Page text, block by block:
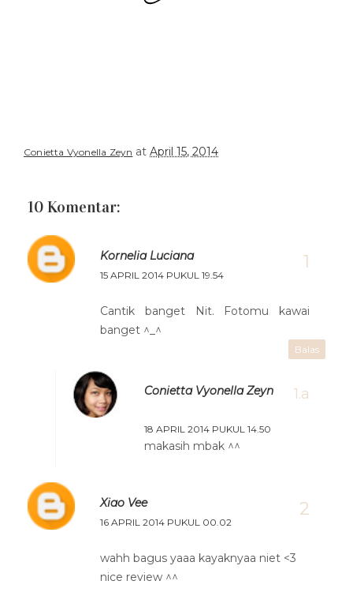
Conietta Vyonella Zeyn atApril 15, 2014
10 Komentar:
Kornelia Luciana
15 APRIL 2014 PUKUL 19.54
Cantik banget Nit. Fotomu kawai
banget ^_^
Balas
Conietta Vyonella Zeyn
18 APRIL 2014 PUKUL 14.50
makasih mbak ^^
Xiao Vee
16 APRIL 2014 PUKUL 00.02
wahh bagus yaaa kayaknyaa niet <3
nice review ^^